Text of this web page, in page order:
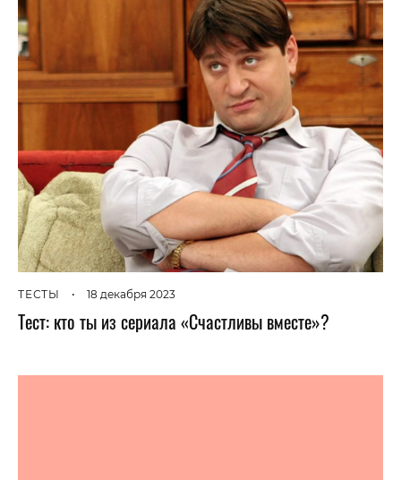
ТЕСТЫ • 18 декабря 2023
Тест: кто ты из сериала «Счастливы вместе»?